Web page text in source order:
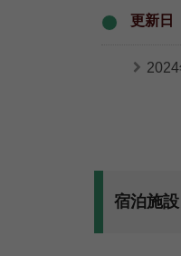
更新日
宿泊施